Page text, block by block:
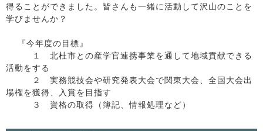
得ることができました。皆さんも一緒に活動して沢山のことを
学びませんか？
『今年度の目標』
１ 北杜市との産学官連携事業を通して地域貢献できる
活動をする
２ 実務競技会や研究発表大会で関東大会、全国大会出
場権を獲得、入賞を目指す
３ 資格の取得（簿記、情報処理など）